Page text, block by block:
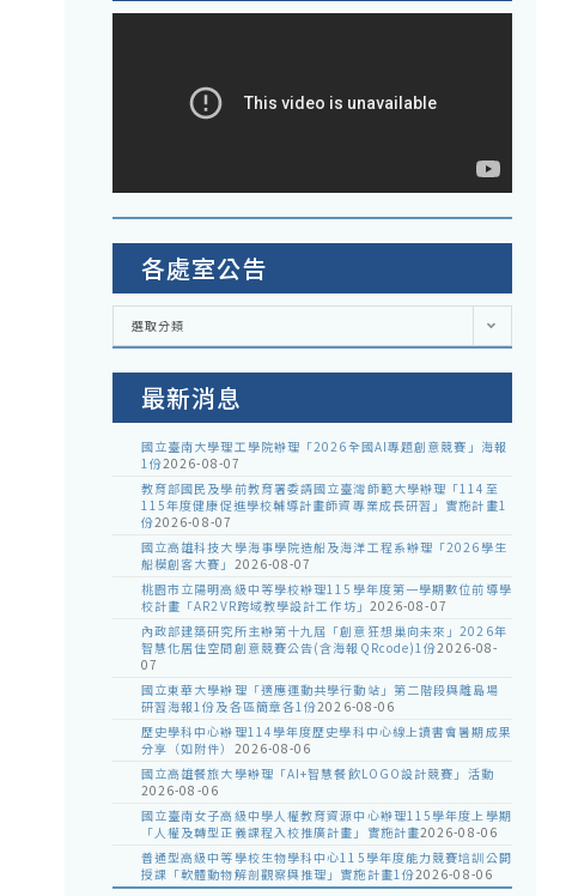
各處室公告
各
室
選取分類
最新消息
國立臺南大學理工學院辦理「2026全國AI專題創意競賽」海報
1份2026-08-07
教育部國民及學前教育署委請國立臺灣師範大學辦理「114至
115年度健康促進學校輔導計畫師資專業成長研習」實施計畫1
份2026-08-07
國立高雄科技大學海事學院造船及海洋工程系辦理「2026學生
船模創客大賽」 2026-08-07
桃園市立陽明高級中等學校辦理115學年度第一學期數位前導學
校計畫「AR2VR跨域教學設計工作坊」 2026-08-07
內政部建築研究所主辦第十九屆「創意狂想巢向未來」2026年
智慧化居住空間創意競賽公告(含海報QRcode)1份2026-08-
07
國立東華大學辦理「適應運動共學行動站」第二階段與離島場
研習海報1份及各區簡章各1份2026-08-06
歷史學科中心辦理114學年度歷史學科中心線上讀書會暑期成果
分享（如附件） 2026-08-06
國立高雄餐旅大學辦理「AI+智慧餐飲LOGO設計競賽」活動
2026-08-06
國立臺南女子高級中學人權教育資源中心辦理115學年度上學期
「人權及轉型正義課程入校推廣計畫」實施計畫2026-08-06
普通型高級中等學校生物學科中心115學年度能力競賽培訓公開
授課「軟體動物解剖觀察與推理」實施計畫1份2026-08-06